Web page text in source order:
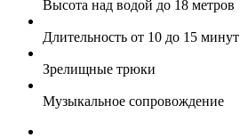
Высота над водой до 18 метров
Длительность от 10 до 15 минут
Зрелищные трюки
Музыкальное сопровождение